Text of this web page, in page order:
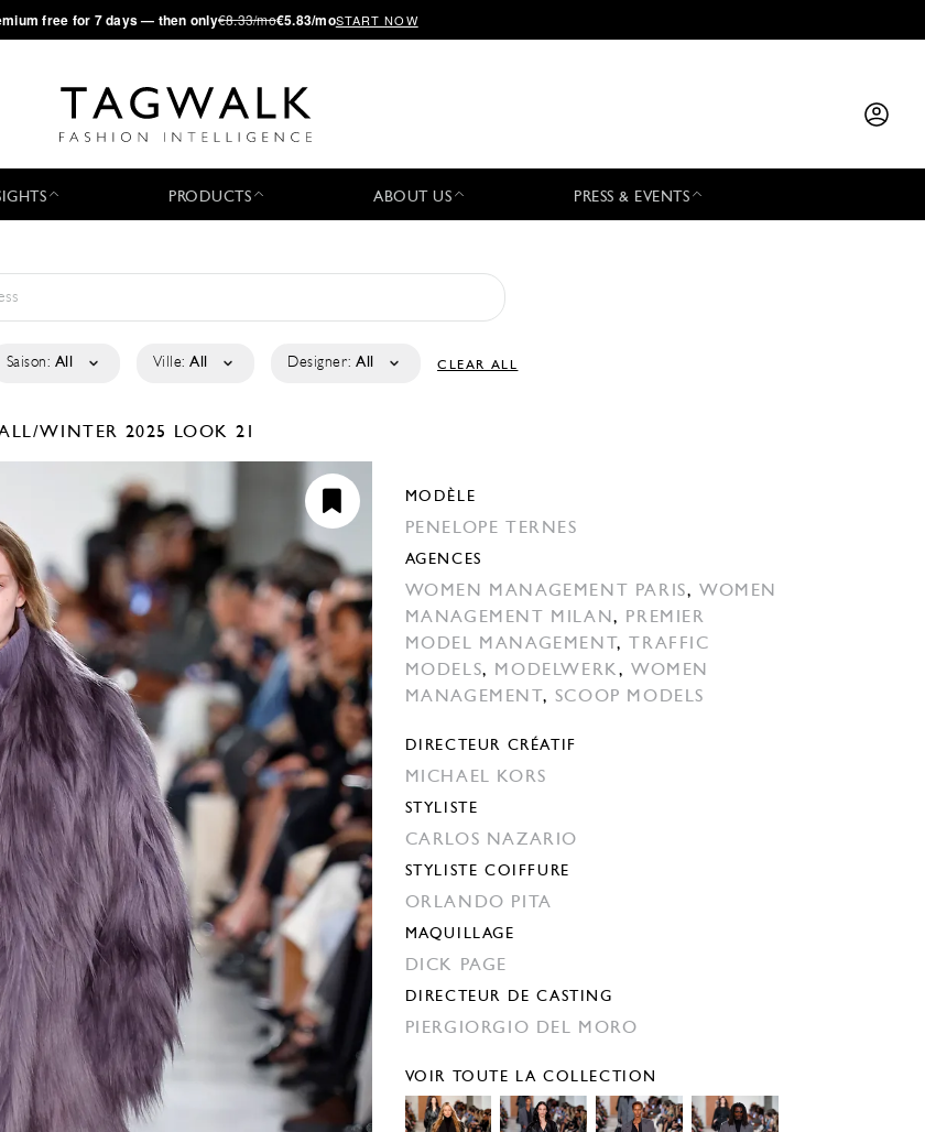
free for 7 days — then only€8.33/mo€5.83/moSTART NOW
PRODUCTS ABOUT US PRESS & EVENTS
Saison: All Ville: All Designer: All CLEAR ALL
WINTER 2025 LOOK 21
MODÈLE
PENELOPE TERNES
AGENCES
WOMEN MANAGEMENT PARIS,WOMEN
MANAGEMENT MILAN, PREMIER
MODEL MANAGEMENT,
TRAFFIC
MODELS, MODELWERK,WOMEN
MANAGEMENT , SCOOP MODELS
DIRECTEUR CRÉATIF
MICHAEL KORS
STYLISTE
CARLOS NAZARIO
STYLISTE COIFFURE
ORLANDO PITA
MAQUILLAGE
DICK PAGE
DIRECTEUR DE CASTING
PIERGIORGIO DEL MORO
VOIR TOUTE LA COLLECTION